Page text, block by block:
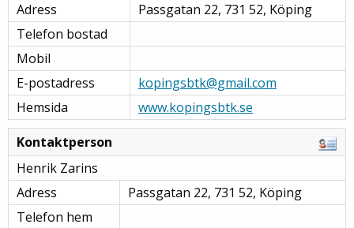
Adress
Passgatan 22, 731 52, Köping
Telefon bostad
Mobil
E-postadress
kopingsbtk@gmail.com
Hemsida
www.kopingsbtk.se
Kontaktperson
Henrik Zarins
Adress
Passgatan 22, 731 52, Köping
Telefon hem